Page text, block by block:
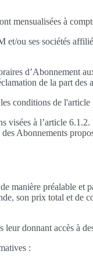
mensualisées à
ou ses sociétés
d’Abonnement
de la part des
conditions de
à l’article
Abonnements
préalable
son prix total et de
donnant accès à
: